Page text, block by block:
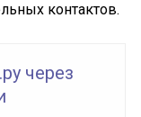
контактов.
через